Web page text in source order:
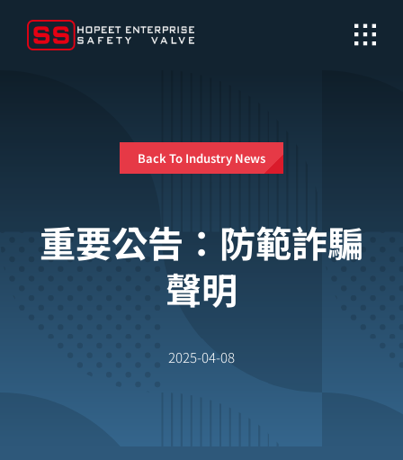
Back To Industry News
重要公告：防範詐騙
聲明
2025-04-08